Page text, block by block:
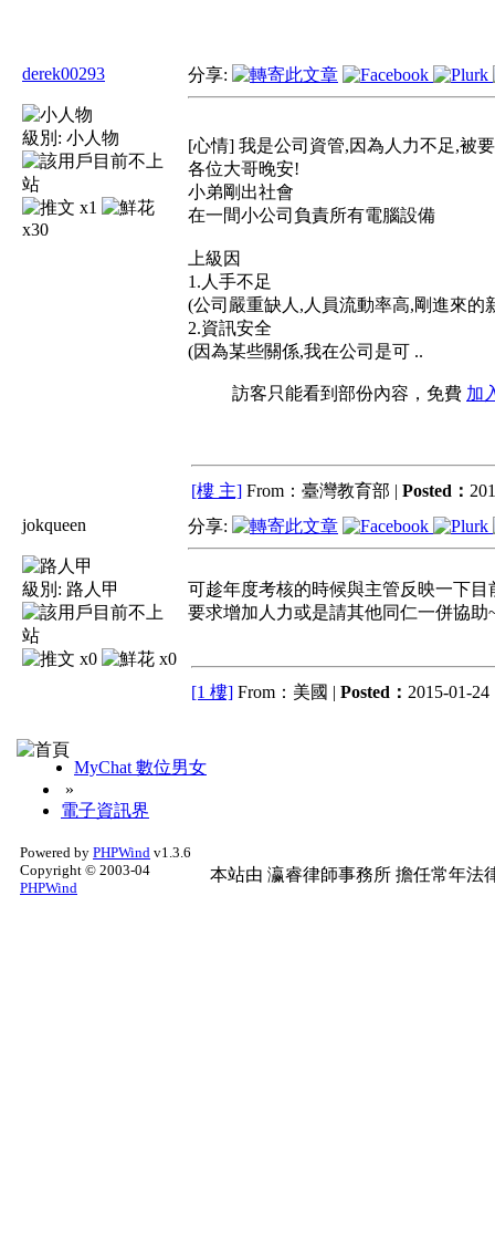
derek00293
級別: 小人物
x1
x30
分享:
[心情] 我是公司資管,因為人力不足,被
各位大哥晚安!
小弟剛出社會
在一間小公司負責所有電腦設備
上級因
1.人手不足
(公司嚴重缺人,人員流動率高,剛進來的
2.資訊安全
(因為某些關係,我在公司是可 ..
訪客只能看到部份內容，免費 加
[樓 主] From：臺灣教育部 | Posted：
jokqueen
級別: 路人甲
x0 x0
分享:
可趁年度考核的時候與主管反映一下目
要求增加人力或是請其他同仁一併協助
[1 樓] From：美國 | Posted： 2015-01-24
MyChat 數位男女
»
電子資訊界
Powered by PHPWind v1.3.6
Copyright © 2003-04
PHPWind
本站由 瀛睿律師事務所 擔任常年法